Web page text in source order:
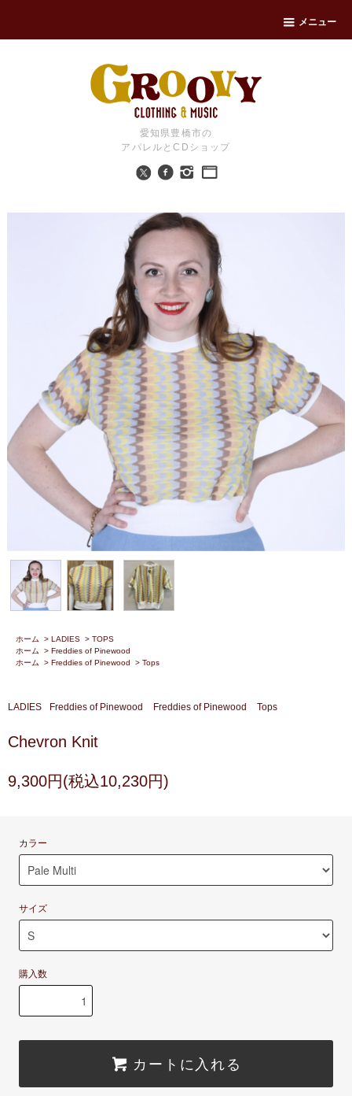
メニュー
愛知県豊橋市の
アパレルとCDショップ
ホーム > LADIES > TOPS
ホーム
> Freddies of Pinewood
ホーム
> Freddies of Pinewood > Tops
LADIES Freddies of Pinewood Freddies of Pinewood Tops
Chevron Knit
9,300円(税込10,230円)
カラー
サイズ
購入数
カートに入れる